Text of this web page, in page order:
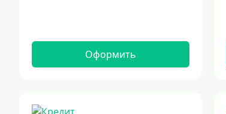
Оформить